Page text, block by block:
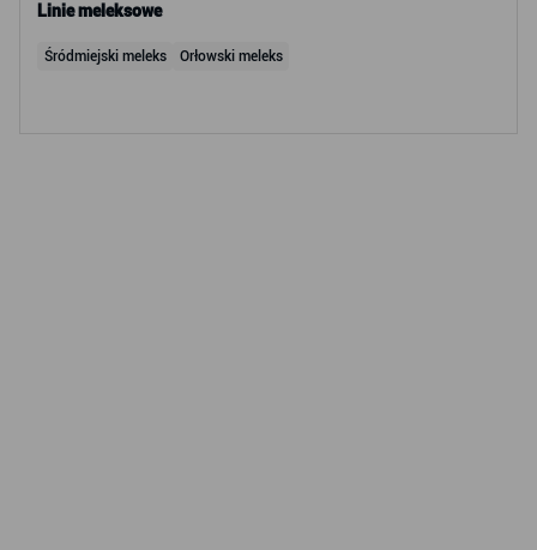
Linie meleksowe
Śródmiejski meleks Orłowski meleks